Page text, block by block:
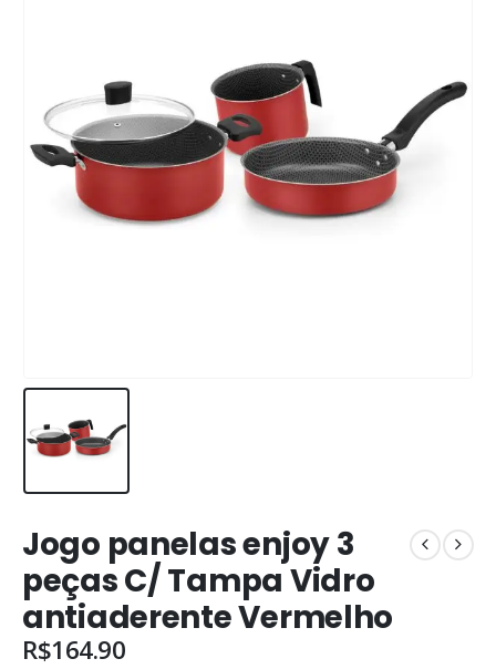
Jogo panelas enjoy 3
peças C/ Tampa Vidro
antiaderente Vermelho
R$164.90